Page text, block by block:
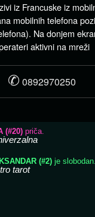
iz Francuske iz
mobilnih telefona
Na donjem
aktivni na mreži
✆ 0892970250